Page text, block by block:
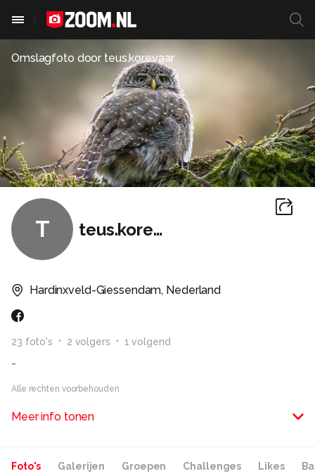
Omslagfoto door teus.korevaar
T teus.korevaar
Hardinxveld-Giessendam, Nederland
23 foto's 2 volgers 1 volgend
-
Alle rechten voorbehouden
Meer info tonen
Foto's Galerijen Groepen Challenges Likes